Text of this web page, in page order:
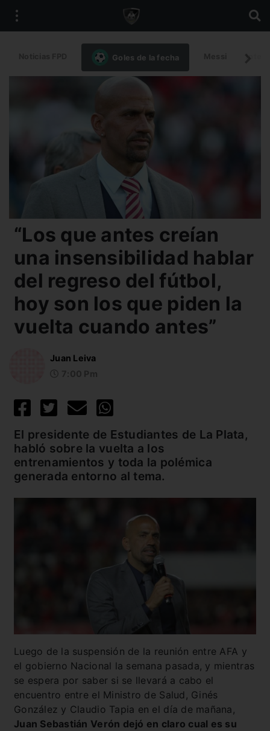
Goles de la fecha
“Los que antes creían
una insensibilidad hablar
del regreso del fútbol,
hoy son los que piden la
vuelta cuando antes”
Juan Leiva
El presidente de Estudiantes de La Plata,
habló sobre la vuelta a los
entrenamientos y toda la polémica
generada entorno al tema.
Luego de la suspensión de la reunión entre AFA y
el gobierno Nacional la semana pasada, y mientras
se espera por saber si se llevará a cabo el
encuentro entre el Ministro de Salud, Ginés
González y Claudio Tapia en el día de mañana,
Juan Sebastián Verón dejó en claro cual es su